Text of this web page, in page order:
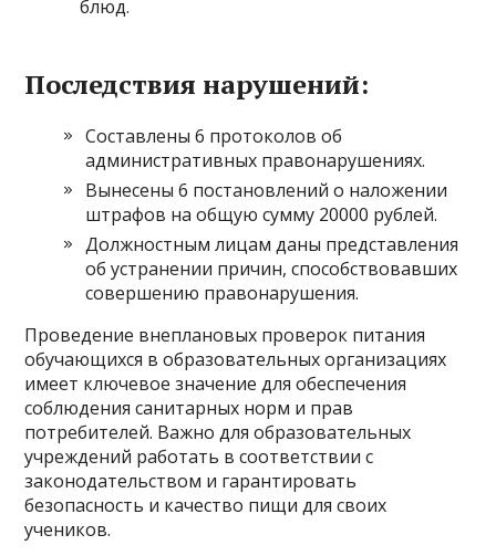
блюд.
Последствия нарушений:
Составлены 6 протоколов об
административных правонарушениях.
Вынесены 6 постановлений о наложении
штрафов на общую сумму 20000 рублей.
Должностным лицам даны представления
об устранении причин, способствовавших
совершению правонарушения.
Проведение внеплановых проверок питания
обучающихся в образовательных организациях
имеет ключевое значение для обеспечения
соблюдения санитарных норм и прав
потребителей. Важно для образовательных
учреждений работать в соответствии с
законодательством и гарантировать
безопасность и качество пищи для своих
учеников.